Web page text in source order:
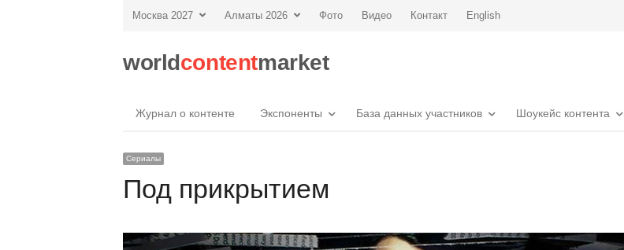
Москва 2027 Алматы 2026 Фото Видео Контакт English
worldcontentmarket
Журнал о контенте Экспоненты База данных участников Шоукейс контента
Сериалы
Под прикрытием